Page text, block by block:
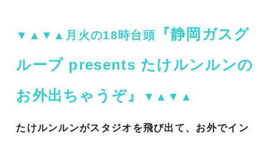
▼▲▼▲月火の18時台頭
『静岡ガスグ
ループ presents たけルンルンの
お外出ちゃうぞ』
▼▲▼▲
たけルンルンがスタジオを飛び出て、お外でイン